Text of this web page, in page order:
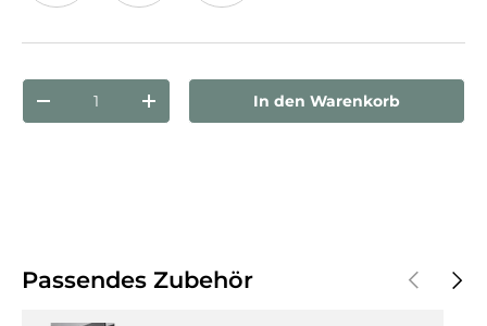
Anzahl
Menge verringernMenge erhöhenIn den Warenkorb
Passendes Zubehör Vorherige